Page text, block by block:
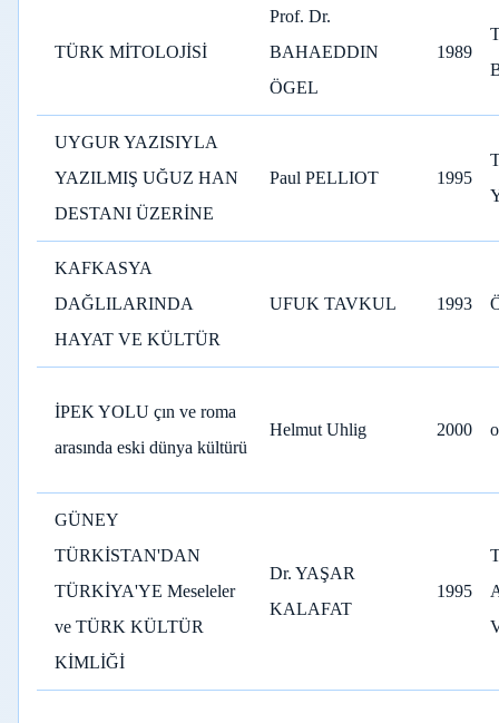
TÜRK MİTOLOJİSİ
Prof. Dr.
BAHAEDDIN
ÖGEL
1989
UYGUR YAZISIYLA
YAZILMIŞ UĞUZ HAN
DESTANI ÜZERİNE
Paul PELLIOT 1995
KAFKASYA
DAĞLILARINDA
HAYAT VE KÜLTÜR
UFUK TAVKUL 1993
İPEK YOLU çın ve roma
arasında eski dünya kültürü
Helmut Uhlig 2000
GÜNEY
TÜRKİSTAN'DAN
TÜRKİYA'YE Meseleler
ve TÜRK KÜLTÜR
KİMLİĞİ
Dr. YAŞAR
KALAFAT
1995